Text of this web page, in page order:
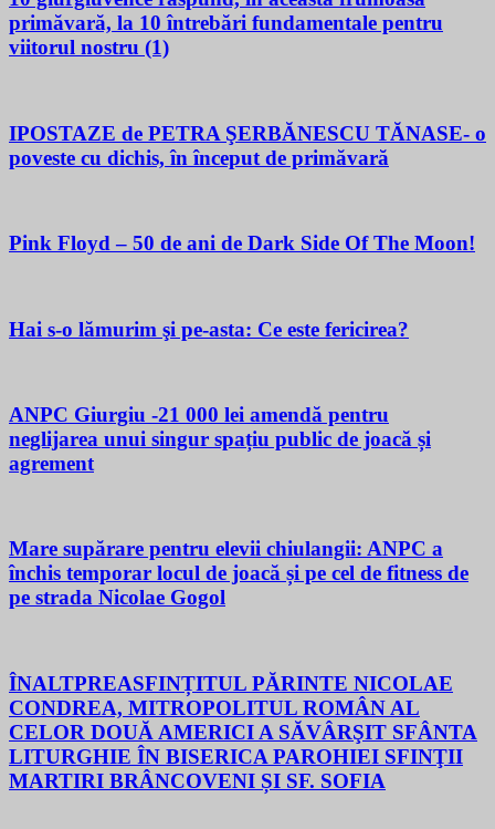
primăvară, la 10 întrebări fundamentale pentru
viitorul nostru (1)
IPOSTAZE de PETRA ŞERBĂNESCU TĂNASE- o
poveste cu dichis, în început de primăvară
Pink Floyd – 50 de ani de Dark Side Of The Moon!
Hai s-o lămurim şi pe-asta: Ce este fericirea?
ANPC Giurgiu -21 000 lei amendă pentru
neglijarea unui singur spațiu public de joacă și
agrement
Mare supărare pentru elevii chiulangii: ANPC a
închis temporar locul de joacă și pe cel de fitness de
pe strada Nicolae Gogol
ÎNALTPREASFINȚITUL PĂRINTE NICOLAE
CONDREA, MITROPOLITUL ROMÂN AL
CELOR DOUĂ AMERICI A SĂVÂRŞIT SFÂNTA
LITURGHIE ÎN BISERICA PAROHIEI SFINŢII
MARTIRI BRÂNCOVENI ȘI SF. SOFIA